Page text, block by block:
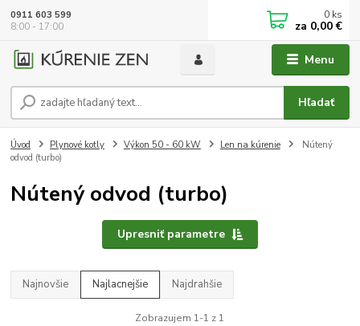
Menu
Hľadať
0911 603 599
8:00 - 17:00
0 ks
za 0,00 €
Úvod Plynové kotly Výkon 50 - 60 kW Len na kúrenie
Nútený
odvod (turbo)
Nútený odvod (turbo)
Upresniť parametre
Najnovšie Najlacnejšie Najdrahšie
Zobrazujem 1-1 z 1